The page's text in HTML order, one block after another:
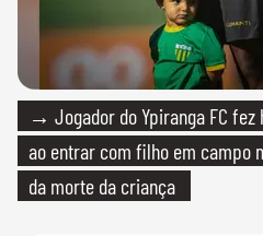
→ Jogador do Ypiranga FC fez
ao entrar com filho em campo
da morte da criança